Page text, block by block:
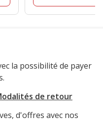
la possibilité de payer
de retour
d'offres avec nos